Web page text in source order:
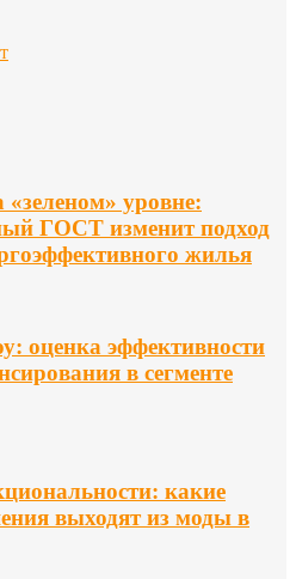
«зеленом» уровне:
ГОСТ изменит подход
жилья
оценка эффективности
в сегменте
какие
выходят из моды в